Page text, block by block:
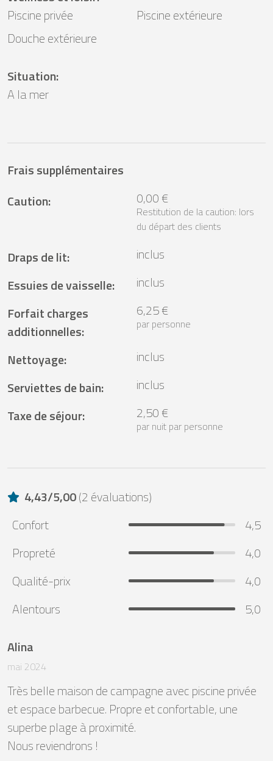
Piscine privée
Piscine extérieure
Douche extérieure
Situation:
A la mer
Frais supplémentaires
Caution: 0,00 €
Restitution de la caution: lors
du départ des clients
Draps de lit:
inclus
Essuies de vaisselle:
inclus
Forfait charges
additionnelles:
6,25 €
par personne
Nettoyage:
inclus
Serviettes de bain:
inclus
Taxe de séjour: 2,50 €
par nuit par personne
4,43/5,00(2 évaluations)
Confort
4,5
Propreté
4,0
Qualité-prix
4,0
Alentours
5,0
Alina
mai 2024
Très belle maison de campagne avec piscine privée
et espace barbecue. Propre et confortable, une
superbe plage à proximité.
Nous reviendrons !